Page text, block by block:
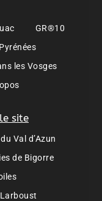
GR®10
les Vosges
site
Val d’Azun
de Bigorre